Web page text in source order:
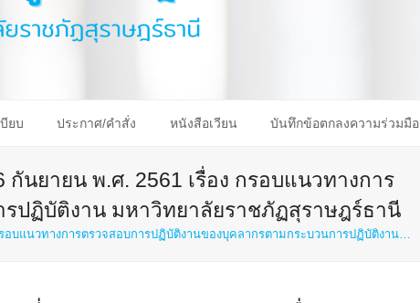
ยบ ประกาศ/คำสั่ง หนังสือเวียน บันทึกข้อตกลงความร่วมมือ
นยายน พ.ศ. 2561 เรื่อง กรอบแนวทางการ
ปฏิบัติงาน มหาวิทยาลัยราชภัฏสุราษฎร์ธานี
บแนวทางการตรวจสอบการปฏิบัติงานของบุคลากรตามกระบวนการปฏิบัติงาน…